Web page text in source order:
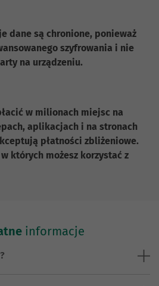
dane są chronione, ponieważ
szyfrowania i nie
na urządzeniu.
w milionach miejsc na
aplikacjach i na stronach
płatności zbliżeniowe.
których możesz korzystać z
informacje